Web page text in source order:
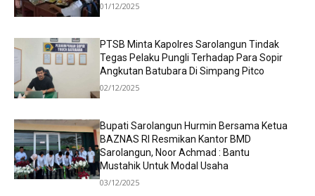
01/12/2025
PTSB Minta Kapolres Sarolangun Tindak
Tegas Pelaku Pungli Terhadap Para Sopir
Angkutan Batubara Di Simpang Pitco
02/12/2025
Bupati Sarolangun Hurmin Bersama Ketua
BAZNAS RI Resmikan Kantor BMD
Sarolangun, Noor Achmad : Bantu
Mustahik Untuk Modal Usaha
03/12/2025